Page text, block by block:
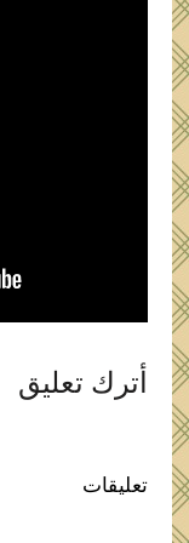
أترك تعليق
تعليقات